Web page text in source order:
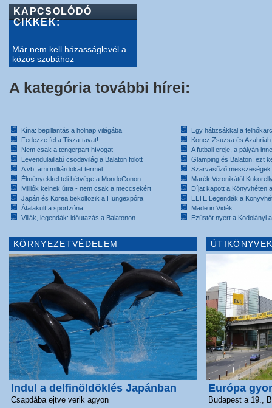
KAPCSOLÓDÓ
CIKKEK:
Már nem kell házasságlevél a
közös szobához
A kategória további hírei:
Kína: bepillantás a holnap világába
Fedezze fel a Tisza-tavat!
Nem csak a tengerpart hívogat
Levendulaillatú csodavilág a Balaton fölött
A vb, ami milliárdokat termel
Élményekkel teli hétvége a MondoConon
Milliók kelnek útra - nem csak a meccsekért
Japán és Korea beköltözik a Hungexpóra
Átalakult a sportzóna
Villák, legendák: időutazás a Balatonon
Egy hátizsákkal a
Koncz Zsuzsa és
A futball ereje, a pályán
Glamping és Balaton: ezt
Szarvasűző messzeségek
Marék Veronikától
Díjat kapott a Könyvhéten
ELTE Legendák a
Made in Vidék
Ezüstöt nyert a Kodolányi
KÖRNYEZETVÉDELEM
Indul a delfinöldöklés Japánban
Csapdába ejtve verik agyon
Európa
Budapest a 19.,